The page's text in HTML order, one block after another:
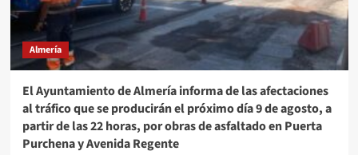
Almería
El Ayuntamiento de Almería informa de las afectaciones
al tráfico que se producirán el próximo día 9 de agosto, a
partir de las 22 horas, por obras de asfaltado en Puerta
Purchena y Avenida Regente